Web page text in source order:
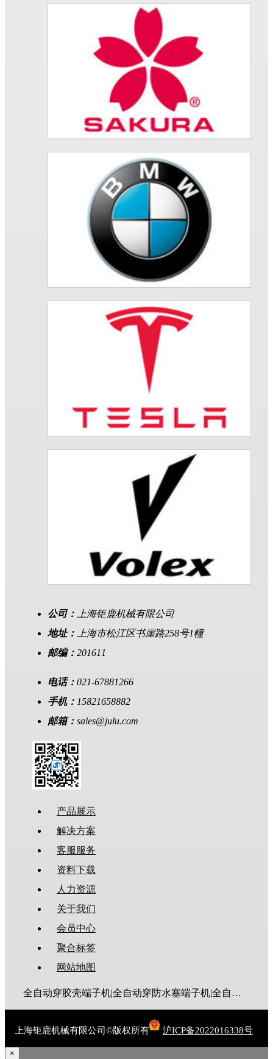
公司：
上海钜鹿机械有限公司
地址：
上海市松江区书崖路258号1幢
邮编： 201611
电话： 021-67881266
手机： 15821658882
邮箱： sales@julu.com
产品展示
解决方案
客服服务
资料下载
人力资源
关于我们
会员中心
聚合标签
网站地图
全自动穿胶壳端子机|全自动穿防水塞端子机|全自动穿热缩管端子机|全自动穿护套端子机|全自动穿号码管端子机|全自动端子机|全自动穿防水栓端子机|端子压着机|端子压接机|静音端子机|多芯线端子机|护套线端子机|全自动排线端子机|新能源大平方压接机|电脑剥线机|自动剥线机|裁线机|剥线机
上海钜鹿机械有限公司©版权所有 沪ICP备2022016338号
×